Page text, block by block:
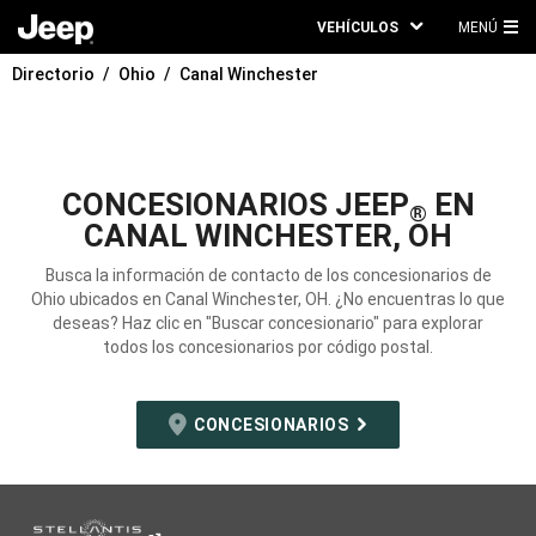
VEHÍCULOS MENÚ
Directorio Ohio Canal Winchester
CONCESIONARIOS JEEP® EN
CANAL WINCHESTER, OH
Busca la información de contacto de los concesionarios de
Ohio ubicados en Canal Winchester, OH. ¿No encuentras lo que
deseas? Haz clic en "Buscar concesionario" para explorar
todos los concesionarios por código postal.
CONCESIONARIOS